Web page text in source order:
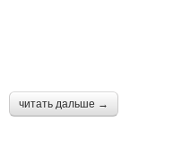
читать дальше →